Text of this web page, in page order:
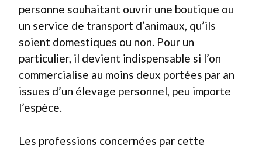
personne souhaitant ouvrir une boutique ou
un service de transport d’animaux, qu’ils
soient domestiques ou non. Pour un
particulier, il devient indispensable si l’on
commercialise au moins deux portées par an
issues d’un élevage personnel, peu importe
l’espèce.
Les professions concernées par cette